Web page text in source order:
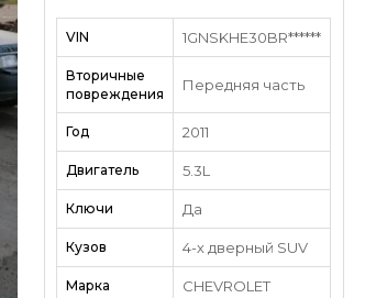
VIN 1GNSKHE30BR******
Вторичные
повреждения
Передняя часть
Год 2011
Двигатель 5.3L
Ключи Да
Кузов 4-х дверный SUV
Марка CHEVROLET